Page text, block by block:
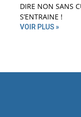
DIRE NON SANS
S’ENTRAINE !
VOIR PLUS »